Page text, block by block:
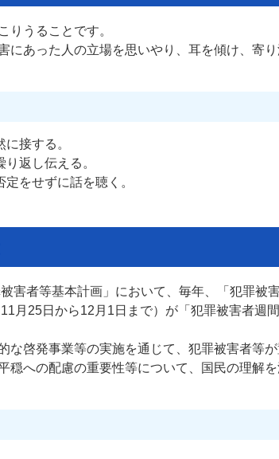
りうることです。
にあった人の立場を思いやり、耳を傾け、寄
接する。
返し伝える。
をせずに話を聴く。
害者等基本計画」において、毎年、「犯罪被害
月25日から12月1日まで）が「犯罪被害者週
な啓発事業等の実施を通じて、犯罪被害者等
穏への配慮の重要性等について、国民の理解